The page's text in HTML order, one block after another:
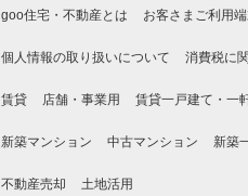
goo住宅・不動産とは お客さまご利用
個人情報の取り扱いについて 消費税に
賃貸 店舗・事業用 賃貸一戸建て・一
新築マンション 中古マンション 新築
不動産売却 土地活用